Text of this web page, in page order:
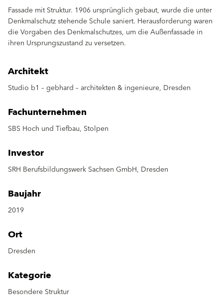
Fassade mit Struktur. 1906 ursprünglich gebaut, wurde die unter
Denkmalschutz stehende Schule saniert. Herausforderung waren
die Vorgaben des Denkmalschutzes, um die Außenfassade in
ihren Ursprungszustand zu versetzen.
Architekt
Studio b1 – gebhard – architekten & ingenieure, Dresden
Fachunternehmen
SBS Hoch und Tiefbau, Stolpen
Investor
SRH Berufsbildungswerk Sachsen GmbH, Dresden
Baujahr
2019
Ort
Dresden
Kategorie
Besondere Struktur